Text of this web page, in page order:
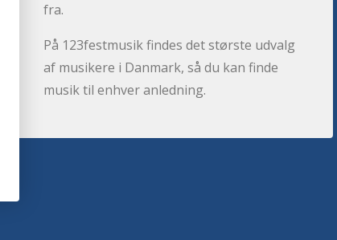
fra.
På 123festmusik findes det største udvalg
af musikere i Danmark, så du kan finde
musik til enhver anledning.